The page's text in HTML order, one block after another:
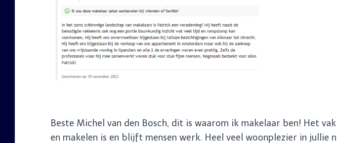
Beste Michel van den Bosch, dit is waarom ik makelaar ben! Het
en makelen is en blijft mensen werk. Heel veel woonplezier in jullie